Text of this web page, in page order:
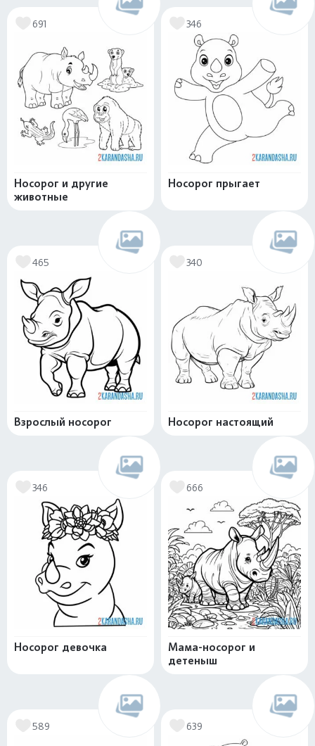
691
Носорог и другие
животные
346
Носорог прыгает
465
Взрослый носорог
340
Носорог настоящий
346
Носорог девочка
666
Мама-носорог и
детеныш
589 639